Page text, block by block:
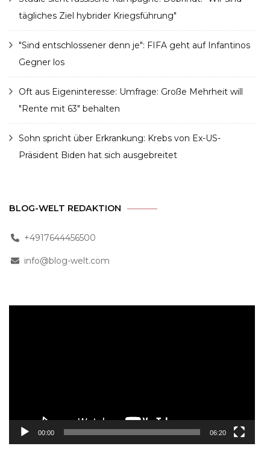
tägliches Ziel hybrider Kriegsführung"
"Sind entschlossener denn je": FIFA geht auf Infantinos
Gegner los
Oft aus Eigeninteresse: Umfrage: Große Mehrheit will
"Rente mit 63" behalten
Sohn spricht über Erkrankung: Krebs von Ex-US-
Präsident Biden hat sich ausgebreitet
BLOG-WELT REDAKTION
+4917644456500
info@blog-welt.com
00:00 06:20